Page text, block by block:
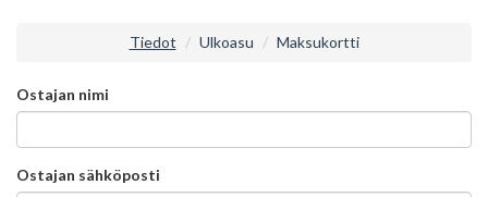
Tiedot Ulkoasu Maksukortti
Ostajan nimi
Ostajan sähköposti